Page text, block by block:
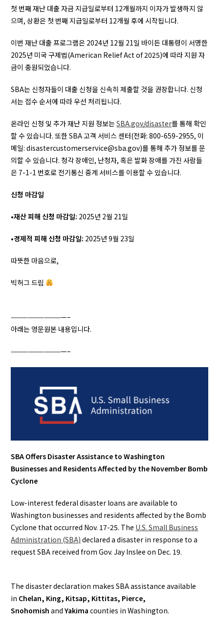
첫 번째 재난 대출 자금 지급일로부터 12개월까지 이자가 발생하지 않
으며, 상환은 첫 번째 지급일로부터 12개월 후에 시작됩니다.
이번 재난 대출 프로그램은 2024년 12월 21일 바이든 대통령이 서명한
2025년 미국 구제법(American Relief Act of 2025)에 따라 지원 자
금이 충원되었습니다.
SBA는 신청자들이 대출 신청을 신속히 제출할 것을 권장합니다. 신청
서는 접수 순서에 따라 우선 처리됩니다.
온라인 신청 및 추가 재난 지원 정보는SBA.gov/disaster를 통해 확인
할 수 있습니다. 또한 SBA 고객 서비스 센터(전화: 800-659-2955, 이
메일:disastercustomerservice@sba.gov)를 통해 추가 정보를 문
의할 수 있습니다. 청각 장애인, 난청자, 혹은 발화 장애를 가진 사람들
은 7-1-1 번호로 전기통신 중계 서비스를 이용할 수 있습니다.
신청 마감일
•재산 피해 신청 마감일: 2025년 2월 21일
•경제적 피해 신청 마감일: 2025년 9월 23일
따뜻한 마음으로,
빅허그 드림
——————————–
아래는 영문원본 내용입니다.
——————————–
SBA Offers Disaster Assistance to Washington
Businesses and Residents Affected by the November Bomb
Cyclone
Low-interest federal disaster loans are available to
Washington businesses and residents affected by the Bomb
Cyclone that occurred Nov. 17-25. The U.S. Small Business
Administration (SBA) declared a disaster in response to a
request SBA received from Gov. Jay Inslee on Dec. 19.
The disaster declaration makes SBA assistance available
in Chelan, King, Kitsap, Kittitas, Pierce,
Snohomishand Yakimacounties in Washington.